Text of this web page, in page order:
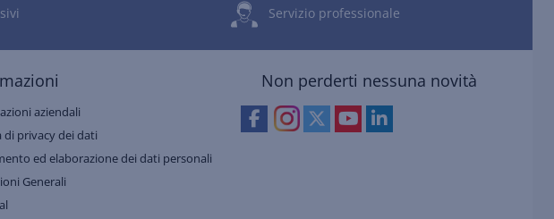
Servizio professionale
aziendali
di privacy dei dati
ed elaborazione dei dati personali
Generali
Non perderti nessuna novità